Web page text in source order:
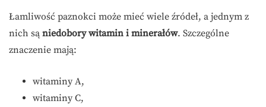
Łamliwość paznokci może mieć wiele źródeł, a jednym z
nich są niedobory witamin i minerałów. Szczególne
znaczenie mają:
witaminy A,
witaminy C,